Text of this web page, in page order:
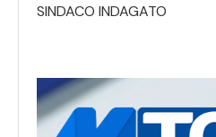
SINDACO INDAGATO